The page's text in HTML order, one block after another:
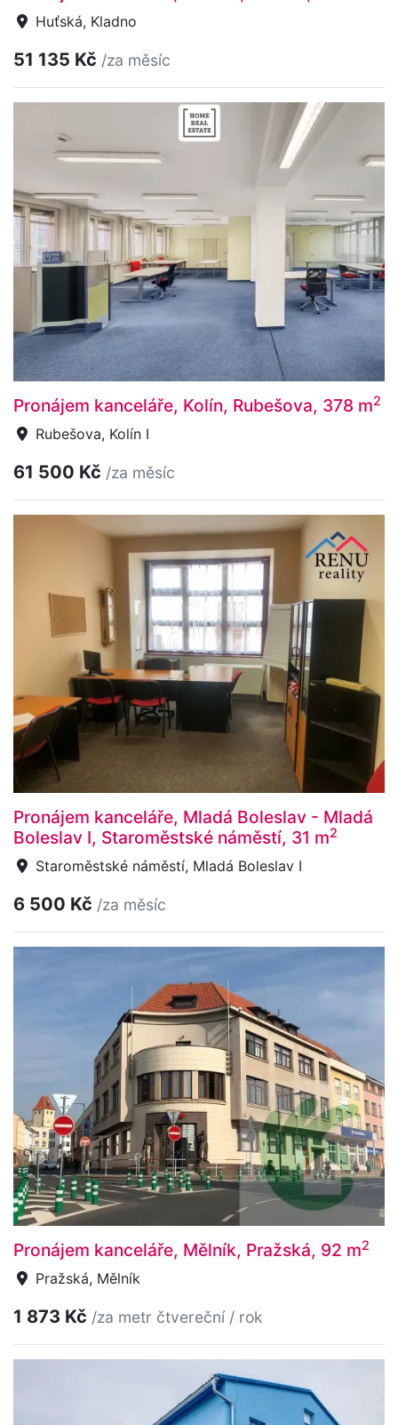
Huťská, Kladno
51 135 Kč /za měsíc
Pronájem kanceláře, Kolín, Rubešova, 378 m2
Rubešova, Kolín I
61 500 Kč /za měsíc
Pronájem kanceláře, Mladá Boleslav - Mladá
Boleslav I, Staroměstské náměstí, 31 m2
Staroměstské náměstí, Mladá Boleslav I
6 500 Kč /za měsíc
Pronájem kanceláře, Mělník, Pražská, 92 m2
Pražská, Mělník
1 873 Kč /za metr čtvereční / rok